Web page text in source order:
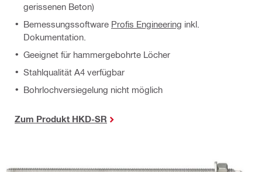
gerissenen Beton)
Bemessungssoftware Profis Engineering inkl.
Dokumentation.
Geeignet für hammergebohrte Löcher
Stahlqualität A4 verfügbar
Bohrlochversiegelung nicht möglich
Zum Produkt HKD-SR